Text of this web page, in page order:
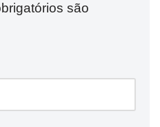
são